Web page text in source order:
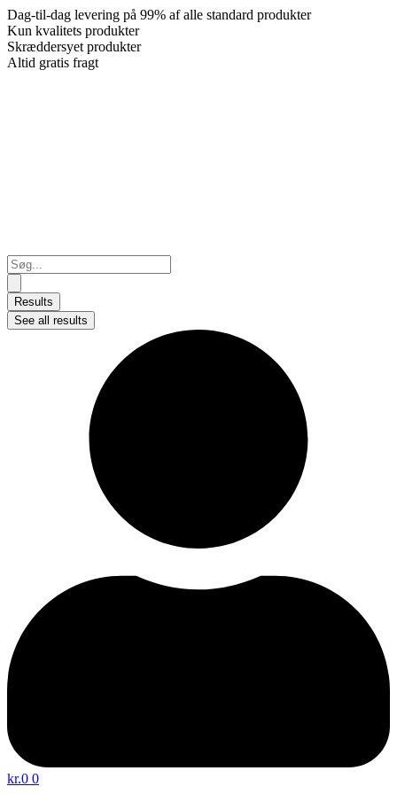
Dag-til-dag levering på 99% af alle standard produkter
Kun kvalitets produkter
Skræddersyet produkter
Altid gratis fragt
Search
...
Results
See all results
kr.0 0